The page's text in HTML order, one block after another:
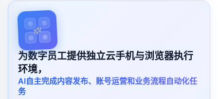
为数字员工提供独立云手机与浏览器执行
环境，
AI自主完成内容发布、账号运营和业务流程自动化任
务